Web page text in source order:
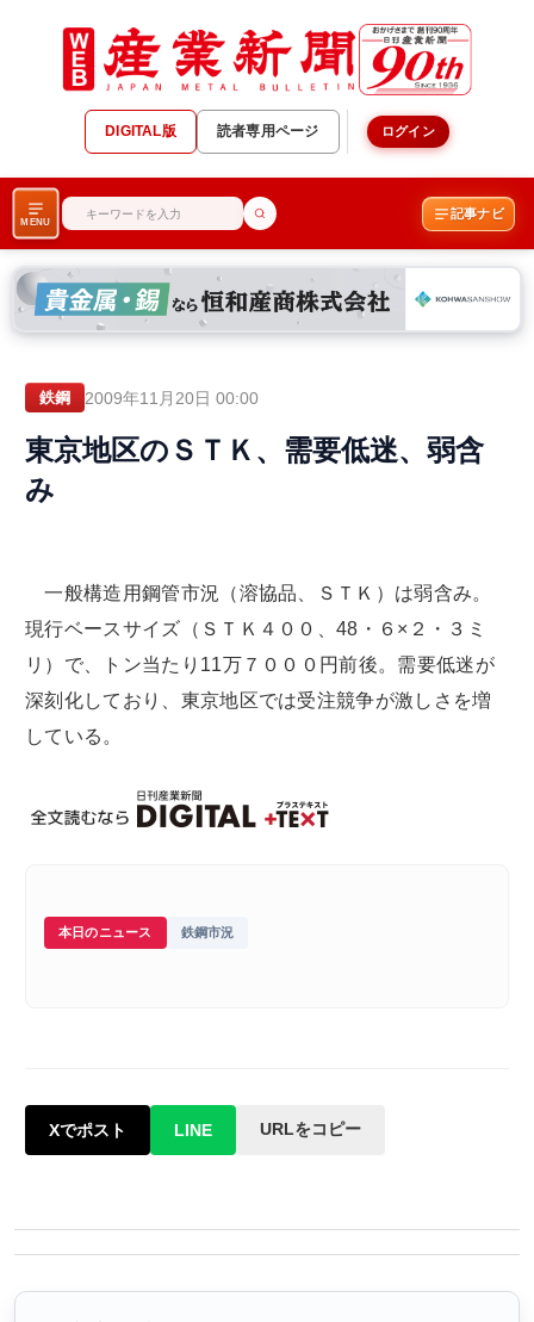
DIGITAL版 読者専用ページ ログイン
MENU
記事ナビ
鉄鋼 2009年11月20日 00:00
東京地区のＳＴＫ、需要低迷、弱含
み
一般構造用鋼管市況（溶協品、ＳＴＫ）は弱含み。
現行ベースサイズ（ＳＴＫ４００、48・６×２・３ミ
リ）で、トン当たり11万７０００円前後。需要低迷が
深刻化しており、東京地区では受注競争が激しさを増
している。
本日のニュース 鉄鋼市況
Xでポスト LINE URLをコピー